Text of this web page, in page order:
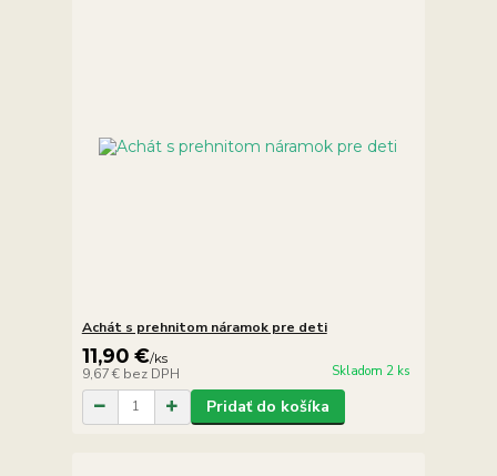
Achát s prehnitom náramok pre deti
11,90 €/ks
9,67 € bez DPH Skladom 2 ks
Pridať do košíka